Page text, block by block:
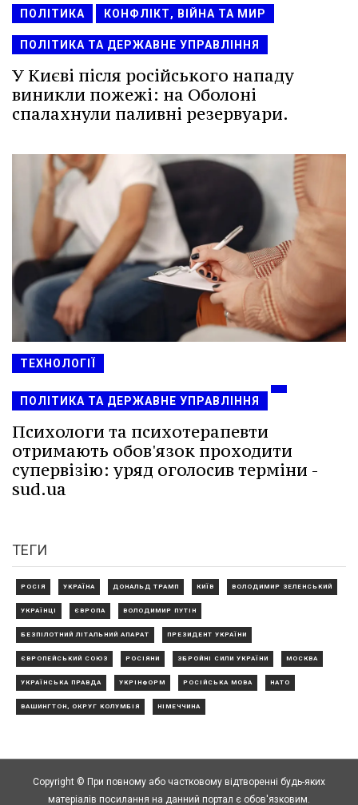
ПОЛІТИКА КОНФЛІКТ, ВІЙНА ТА МИР
ПОЛІТИКА ТА ДЕРЖАВНЕ УПРАВЛІННЯ
У Києві після російського нападу
виникли пожежі: на Оболоні
спалахнули паливні резервуари.
ТЕХНОЛОГІЇ
ПОЛІТИКА ТА ДЕРЖАВНЕ УПРАВЛІННЯ
Психологи та психотерапевти
отримають обов'язок проходити
супервізію: уряд оголосив терміни -
sud.ua
ТЕГИ
РОСІЯ УКРАЇНА ДОНАЛЬД ТРАМП КИЇВ ВОЛОДИМИР ЗЕЛЕНСЬКИЙ
УКРАЇНЦІ ЄВРОПА ВОЛОДИМИР ПУТІН
БЕЗПІЛОТНИЙ ЛІТАЛЬНИЙ АПАРАТ ПРЕЗИДЕНТ УКРАЇНИ
ЄВРОПЕЙСЬКИЙ СОЮЗ РОСІЯНИ ЗБРОЙНІ СИЛИ УКРАЇНИ МОСКВА
УКРАЇНСЬКА ПРАВДА УКРІНФОРМ РОСІЙСЬКА МОВА НАТО
ВАШИНГТОН, ОКРУГ КОЛУМБІЯ НІМЕЧЧИНА
Copyright © При повному або частковому відтворенні будь-яких
матеріалів посилання на данний портал є обов'язковим.